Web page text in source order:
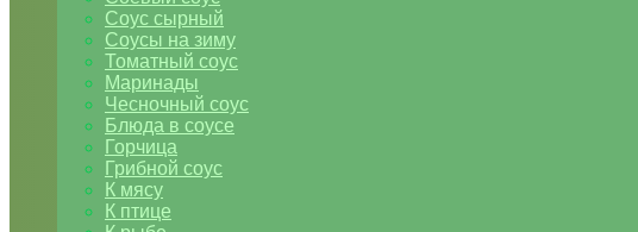
Соус сырный
Соусы на зиму
Томатный соус
Маринады
Чесночный соус
Блюда в соусе
Горчица
Грибной соус
К мясу
К птице